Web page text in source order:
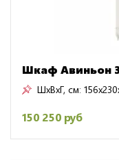
Шкаф Авиньон
ШxВxГ, см:
150 250 руб